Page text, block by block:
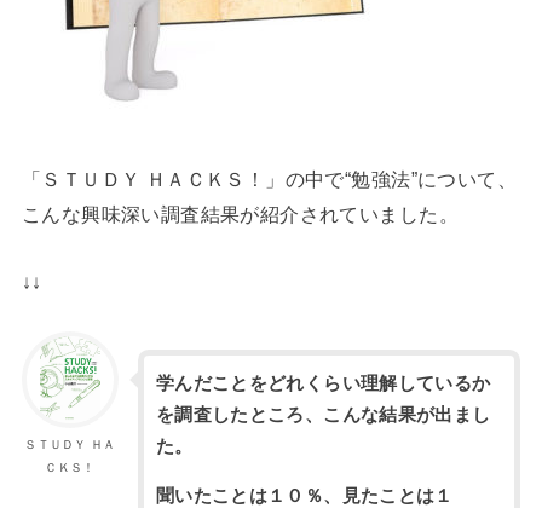
「ＳＴＵＤＹ ＨＡＣＫＳ！」の中で“勉強法”について、
こんな興味深い調査結果が紹介されていました。
↓↓
ＳＴＵＤＹ ＨＡ
ＣＫＳ！
学んだことをどれくらい理解しているか
を調査したところ、こんな結果が出まし
た。
聞いたことは１０％、見たことは１